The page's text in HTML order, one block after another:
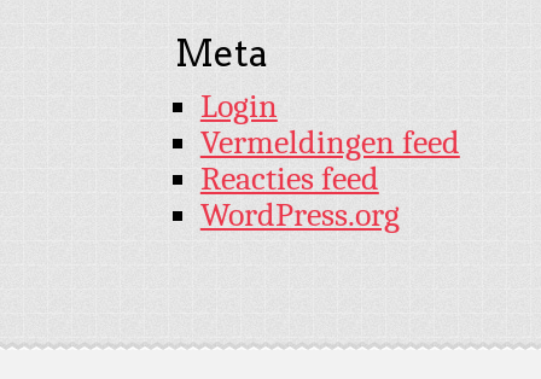
Meta
Login
Vermeldingen feed
Reacties feed
WordPress.org